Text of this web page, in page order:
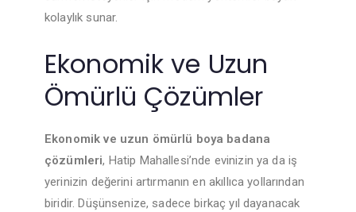
kolaylık sunar.
Ekonomik ve Uzun
Ömürlü Çözümler
Ekonomik ve uzun ömürlü boya badana
çözümleri, Hatip Mahallesi’nde evinizin ya da iş
yerinizin değerini artırmanın en akıllıca yollarından
biridir. Düşünsenize, sadece birkaç yıl dayanacak